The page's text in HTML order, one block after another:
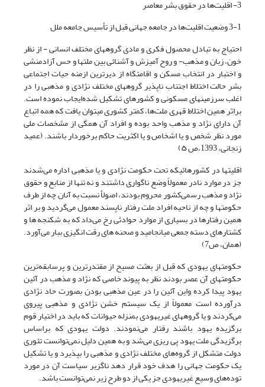
3- اقلیت‌ها در حقوق بشر معاصر
3-1 وضعیت اقلیت‌ها در جامعه جهانی قبل از تأسیس جامعه ملل
احتیاج به تبادل محصول فکری و مادی گروههای مختلف انسانی - از نظر
خون، زبان و مذهب- و روح آمیزش و آشنائی بین ملتها و حس آزادمنشی
و اختبار در انتخاب مسکن و اقامتگاه از دیرترین ازمنه حیات اجتماعی
بشر حالت اختلاط اجتناب ناپذیر گروههای مختلف نژادی و مذهبی را در
اغلب سرزمینهای مسکونی و کشورهای تشکیل شده‌ایجاب نموده است.
براثر همین اختلاط قهری ملت‌ها، کمتر کشوری میتوان یافت که همه اتباع
آن دارای نژاد و مذهب واحد بوده و افراد آن همگی از مشخصات ملی
مورد نظر شخص و یا اشخاص و یا اکثریت حاکم برخوردار باشند. (عمید
زنجانی، 1393،ص ۵)
اقلیتها در کشورهائیکه تحت حکومت نژادی و یا مذهبی اداره می‌شدند
جز در موارد نادر معمولاً وضع ناگواری داشتند و نه تنها از منابع و حقوق
نژاد و مذهب رسمی‌کشور محروم بودند، اصولأ نسبت به آنان چه از طرف
حکومتها و چه از ناحیه افراد ملت رفتار ناپسند معمول می‌گردید و بر اثر
همین رفتارها در بسیاری از موارد حوادثی رخ می‌داد که به شکنجه ها و
کشتارهای دسته جمعی میانجامید و صحنه های رقت انگیزی ببار می‌آورد.
(همان، ص7)
حکومتهای یهودی که قبل از بعثت مسیح از مقتدرترین و پرسابقه‌ترین
حکومتهای آن عصر بودند نظر به پیوند خاصی که نژاد و مذهب در آئین
یهود پیدا کرده و‌این آئین را در عین مذهبی بودن بصورت حاد نژادی
درآورده است معمولاً از یک سیستم خشن نژادی و مذهبی پیروی
می‌کردند و یا گروههای غیریهودی بمنزله حیوانات که باید در اختیار قوم
برگزیده یهود باشند رفتار می‌نمودند. دولت یهودی که براساس
برگزیدگی ملت یهود پی ریزی می‌شد و به همین دلیل نمی‌توانست تئوری
دولت متشکل از گروه‌های مختلف نژادی و مذهبی را بپذیرد و یا تشکیل
یک حکومت جهانی را هدف خود قرار دهد ناگزیر سیاست آن در مورد
توده‌های وسیع غیریهودی جز یکی از دو طرح زیر نمی‌توانست باشد.